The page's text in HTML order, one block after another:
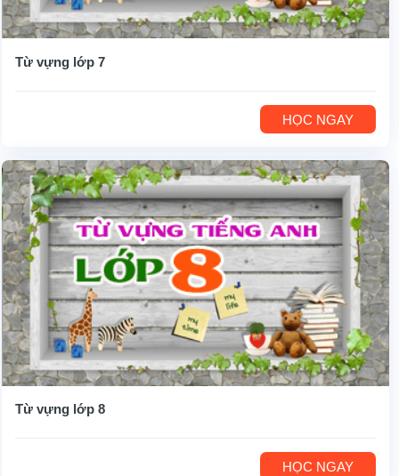
Từ vựng lớp 7
HỌC NGAY
Từ vựng lớp 8
HỌC NGAY